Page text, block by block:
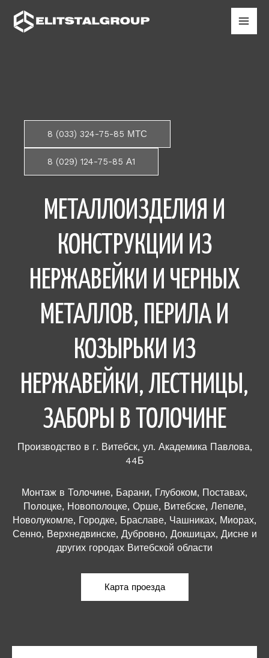
8 (033) 324-75-85 МТС
8 (029) 124-75-85 А1
МЕТАЛЛОИЗДЕЛИЯ И
КОНСТРУКЦИИ ИЗ
НЕРЖАВЕЙКИ И ЧЕРНЫХ
МЕТАЛЛОВ, ПЕРИЛА И
КОЗЫРЬКИ ИЗ
НЕРЖАВЕЙКИ, ЛЕСТНИЦЫ,
ЗАБОРЫ В ТОЛОЧИНЕ
Производство в г. Витебск, ул. Академика Павлова,
44Б
Монтаж в Толочине, Барани, Глубоком, Поставах,
Полоцке, Новополоцке, Орше, Витебске, Лепеле,
Новолукомле, Городке, Браславе, Чашниках, Миорах,
Сенно, Верхнедвинске, Дубровно, Докшицах, Дисне и
других городах Витебской области
Карта проезда